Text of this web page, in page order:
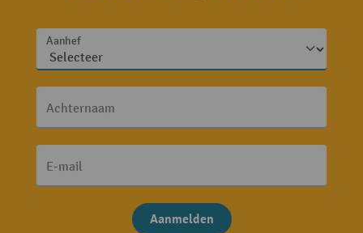
Aanhef
Achternaam
E-mail
Aanmelden